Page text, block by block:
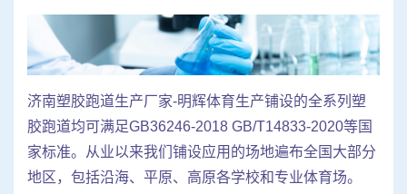
济南塑胶跑道生产厂家-明辉体育生产铺设的全系列塑
胶跑道均可满足GB36246-2018 GB/T14833-2020等国
家标准。从业以来我们铺设应用的场地遍布全国大部分
地区，包括沿海、平原、高原各学校和专业体育场。